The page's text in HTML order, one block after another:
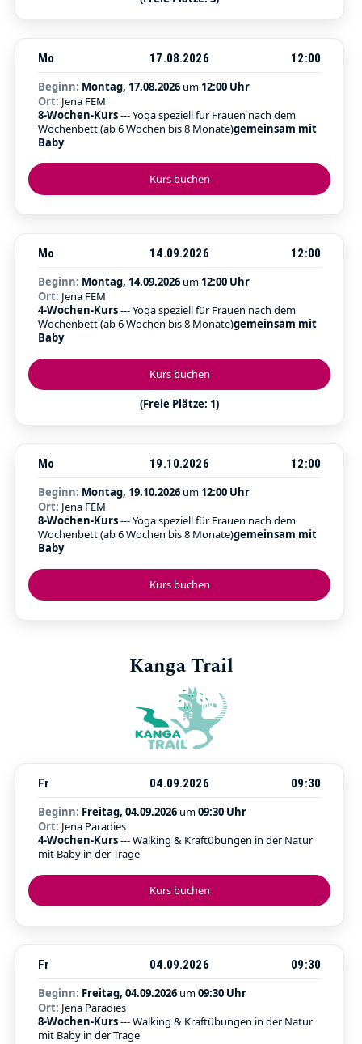
Kurs buchen
Mo 17.08.2026
12:00
Beginn: Montag, 17.08.2026 um 12:00 Uhr
Ort: Jena FEM
8-Wochen-Kurs--- Yoga speziell für Frauen nach dem
Wochenbett (ab 6 Wochen bis 8 Monate)gemeinsam mit
Baby
Kurs buchen
(Freie Plätze: 1)
Mo 14.09.2026
12:00
Beginn: Montag, 14.09.2026 um 12:00 Uhr
Ort: Jena FEM
4-Wochen-Kurs--- Yoga speziell für Frauen nach dem
Wochenbett (ab 6 Wochen bis 8 Monate)gemeinsam mit
Baby
Kurs buchen
Mo 19.10.2026
12:00
Beginn: Montag, 19.10.2026 um 12:00 Uhr
Ort: Jena FEM
8-Wochen-Kurs--- Yoga speziell für Frauen nach dem
Wochenbett (ab 6 Wochen bis 8 Monate)gemeinsam mit
Baby
Kanga Trail
Kurs buchen
Fr 04.09.2026
09:30
Beginn: Freitag, 04.09.2026 um09:30 Uhr
Ort: Jena Paradies
4-Wochen-Kurs--- Walking & Kraftübungen in der Natur
mit Baby in der Trage
Fr 04.09.2026
09:30
Beginn: Freitag, 04.09.2026 um09:30 Uhr
Ort: Jena Paradies
8-Wochen-Kurs--- Walking & Kraftübungen in der Natur
mit Baby in der Trage